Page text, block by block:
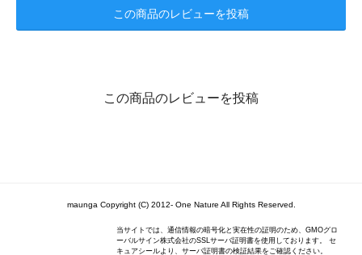
この商品のレビューを投稿
この商品のレビューを投稿
maunga Copyright (C) 2012- One Nature All Rights Reserved.
当サイトでは、通信情報の暗号化と実在性の証明のため、GMOグロ
ーバルサイン株式会社のSSLサーバ証明書を使用しております。 セ
キュアシールより、サーバ証明書の検証結果をご確認ください。